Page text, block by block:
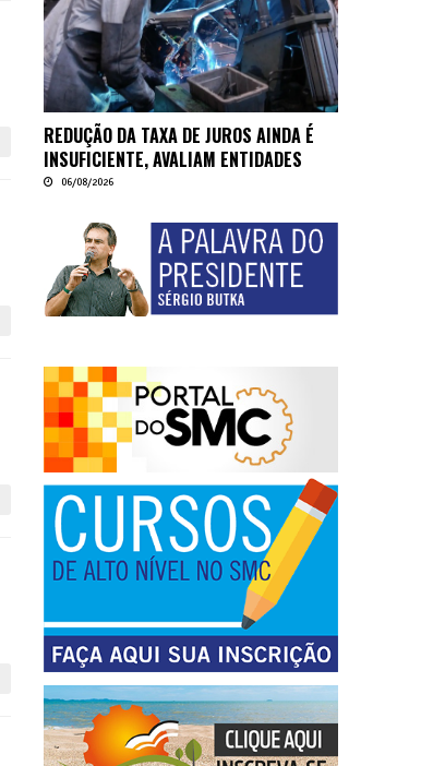
REDUÇÃO DA TAXA DE JUROS AINDA É
INSUFICIENTE, AVALIAM ENTIDADES
06/08/2026